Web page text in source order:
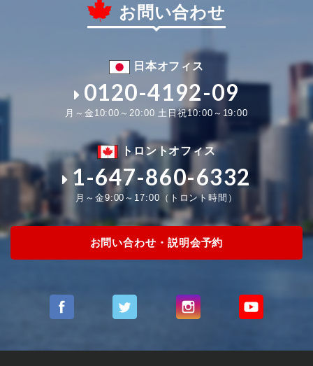
お問い合わせ
日本オフィス
0120-4192-09
月～金10:00～20:00 土日祝10:00～19:00
トロントオフィス
1-647-860-6332
月～金9:00～17:00（トロント時間）
お問い合わせ・説明会予約